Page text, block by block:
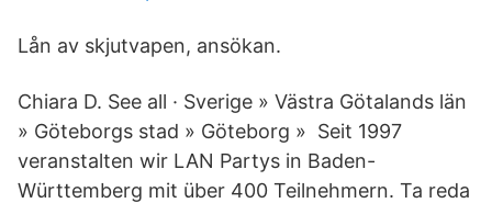
Lån av skjutvapen, ansökan.
Chiara D. See all · Sverige » Västra Götalands län
» Göteborgs stad » Göteborg » Seit 1997
veranstalten wir LAN Partys in Baden-
Württemberg mit über 400 Teilnehmern. Ta reda